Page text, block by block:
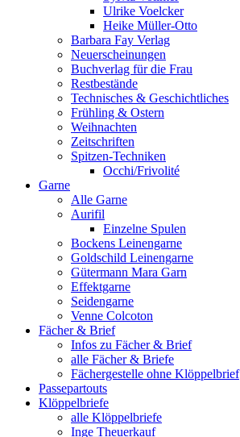
Ulrike Voelcker
Heike Müller-Otto
Barbara Fay Verlag
Neuerscheinungen
Buchverlag für die Frau
Restbestände
Technisches & Geschichtliches
Frühling & Ostern
Weihnachten
Zeitschriften
Spitzen-Techniken
Occhi/Frivolité
Garne
Alle Garne
Aurifil
Einzelne Spulen
Bockens Leinengarne
Goldschild Leinengarne
Gütermann Mara Garn
Effektgarne
Seidengarne
Venne Colcoton
Fächer & Brief
Infos zu Fächer & Brief
alle Fächer & Briefe
Fächergestelle ohne Klöppelbrief
Passepartouts
Klöppelbriefe
alle Klöppelbriefe
Inge Theuerkauf